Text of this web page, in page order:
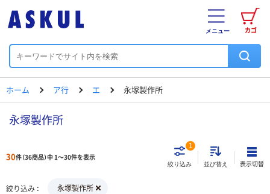
カゴ
メニュー
ホーム ア行 エ 永塚製作所
永塚製作所
30件（36商品）中 1～30件を表示
絞り込み
1
並び替え 表示切替
絞り込み 永塚製作所